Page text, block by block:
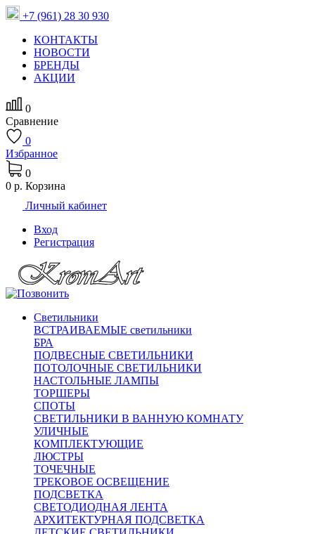
+7 (961) 28 30 930
КОНТАКТЫ
НОВОСТИ
БРЕНДЫ
АКЦИИ
0
Сравнение
0
Избранное
0
0 р. Корзина
Личный кабинет
Вход
Регистрация
Светильники
ВСТРАИВАЕМЫЕ светильники
БРА
ПОДВЕСНЫЕ СВЕТИЛЬНИКИ
ПОТОЛОЧНЫЕ СВЕТИЛЬНИКИ
НАСТОЛЬНЫЕ ЛАМПЫ
ТОРШЕРЫ
СПОТЫ
СВЕТИЛЬНИКИ В ВАННУЮ КОМНАТУ
УЛИЧНЫЕ
КОМПЛЕКТУЮЩИЕ
ЛЮСТРЫ
ТОЧЕЧНЫЕ
ТРЕКОВОЕ ОСВЕЩЕНИЕ
ПОДСВЕТКА
СВЕТОДИОДНАЯ ЛЕНТА
АРХИТЕКТУРНАЯ ПОДСВЕТКА